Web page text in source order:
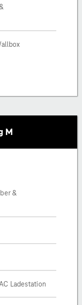
M
&
Ladestation